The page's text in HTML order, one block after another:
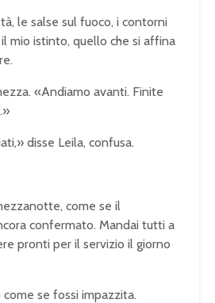
le salse sul fuoco, i contorni
mio istinto, quello che si affina
«Andiamo avanti. Finite
disse Leila, confusa.
come se il
confermato. Mandai tutti a
pronti per il servizio il giorno
come se fossi impazzita.